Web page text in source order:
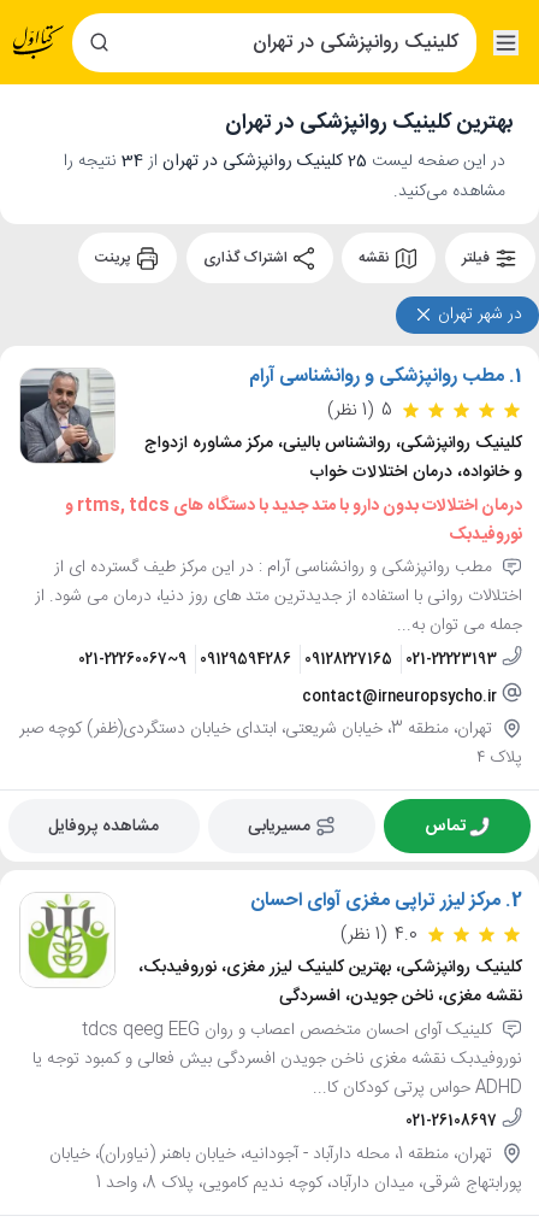
بهترین کلینیک روانپزشکی در تهران
در این صفحه لیست 25 کلینیک روانپزشکی در تهران از34 نتیجه را
مشاهده می‌کنید.
فیلتر نقشه
در شهر تهران
1. مطب روانپزشکی و روانشناسی آرام
5 (1 نظر)
کلینیک روانپزشکی، روانشناس بالینی، مرکز مشاوره ازدواج
و خانواده، درمان اختلالات خواب
درمان اختلالات بدون دارو با متد جدید با دستگاه های rtms, tdcs و
نوروفیدبک
مطب روانپزشکی و روانشناسی آرام : در این مرکز طیف گسترده ای از
اختلالات روانی با استفاده از جدیدترین متد های روز دنیا، درمان می شود. از
جمله می توان به...
021-22223193
09128227165
09129594286
021-22260067~9
contact@irneuropsycho.ir
تهران، منطقه 3، خیابان شریعتی، ابتدای خیابان دستگردی(ظفر) کوچه صبر
پلاک ۴
تماس مسیریابی مشاهده پروفایل
2. مرکز لیزر تراپی مغزی آوای احسان
4.0 (1 نظر)
کلینیک روانپزشکی، بهترین کلینیک لیزر مغزی، نوروفیدبک،
نقشه مغزی، ناخن جویدن، افسردگی
کلینیک آوای احسان متخصص اعصاب و روان ‏tdcs qeeg EEG
نوروفیدبک نقشه مغزی ناخن جویدن افسردگی بیش فعالی و کمبود توجه یا
ADHD حواس پرتی کودکان کا...
021-26108697
تهران، منطقه 1، محله دارآباد - آجودانيه، خیابان باهنر (نیاوران)، خیابان
پورابتهاج شرقی، میدان دارآباد، کوچه ندیم کامویی، پلاک 8، واحد 1